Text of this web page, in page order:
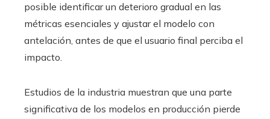
posible identificar un deterioro gradual en las
métricas esenciales y ajustar el modelo con
antelación, antes de que el usuario final perciba el
impacto.
Estudios de la industria muestran que una parte
significativa de los modelos en producción pierde